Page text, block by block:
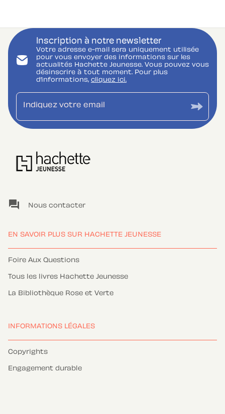
Inscription à notre newsletter
Votre adresse e-mail sera uniquement utilisée
pour vous envoyer des informations sur les
actualités Hachette Jeunesse. Vous pouvez vous
désinscrire à tout moment. Pour plus
d’informations, cliquez ici.
Indiquez votre email
question_answer Nous contacter
EN SAVOIR PLUS SUR HACHETTE JEUNESSE
Foire Aux Questions
Tous les livres Hachette Jeunesse
La Bibliothèque Rose et Verte
INFORMATIONS LÉGALES
Copyrights
Engagement durable